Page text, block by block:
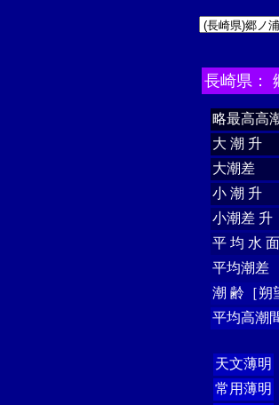
長崎県：
略最高高
大 潮 升
大潮差
小 潮 升
小潮差 升
平 均 水 面
平均潮差
潮 齢［朔
平均高潮
天文薄明
常用薄明